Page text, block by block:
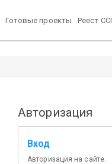
Готовые проекты Реест
Авторизация
Вход
Авторизация на сайте.